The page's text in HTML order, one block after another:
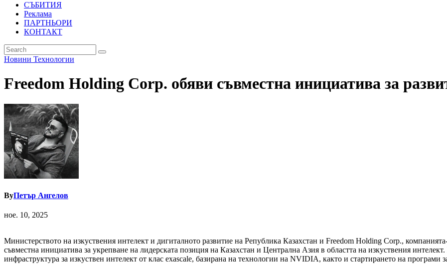
СЪБИТИЯ
Реклама
ПАРТНЬОРИ
КОНТАКТ
Новини Технологии
Freedom Holding Corp. обяви съвместна инициатива за
ByПетър Ангелов
ное. 10, 2025
Министерството на изкуствения интелект и дигиталното развитие на Република Казахстан и Freedom Holding Corp.,
съвместна инициатива за укрепване на лидерската позиция на Казахстан и Централна Азия в областта на изкуствения
инфраструктура за изкуствен интелект от клас exascale, базирана на технологии на NVIDIA, както и стартирането на програми